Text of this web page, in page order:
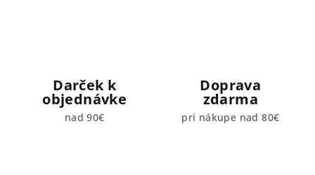
Darček k
objednávke
nad 90€
Doprava
zdarma
pri nákupe nad 80€